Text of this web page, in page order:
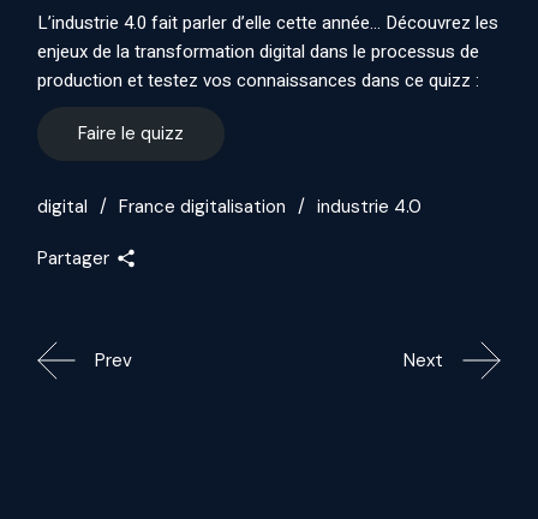
L’industrie 4.0 fait parler d’elle cette année… Découvrez les
enjeux de la transformation digital dans le processus de
production et testez vos connaissances dans ce quizz :
Faire le quizz
digital France digitalisation industrie 4.0
Partager
Prev Next